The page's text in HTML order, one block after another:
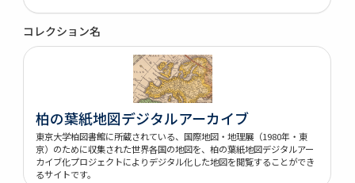
コレクション名
柏の葉紙地図デジタルアーカイブ
東京大学柏図書館に所蔵されている、国際地図・地理展（1980年・東
京）のために収集された世界各国の地図を、柏の葉紙地図デジタルアー
カイブ化プロジェクトによりデジタル化した地図を閲覧することができ
るサイトです。